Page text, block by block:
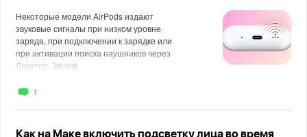
Некоторые модели AirPods издают
звуковые сигналы при низком уровне
заряда, при подключении к зарядке или
при активации поиска наушников через
Локатор. Звуков
1
Как на Маке включить подсветку лица во время